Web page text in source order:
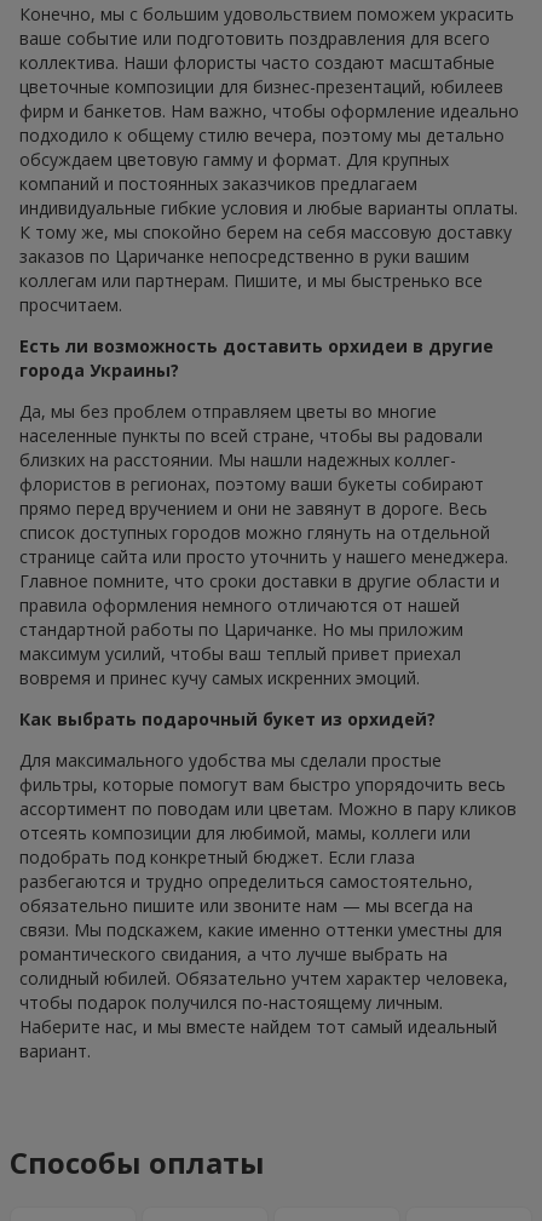
Конечно, мы с большим удовольствием поможем украсить
ваше событие или подготовить поздравления для всего
коллектива. Наши флористы часто создают масштабные
цветочные композиции для бизнес-презентаций, юбилеев
фирм и банкетов. Нам важно, чтобы оформление идеально
подходило к общему стилю вечера, поэтому мы детально
обсуждаем цветовую гамму и формат. Для крупных
компаний и постоянных заказчиков предлагаем
индивидуальные гибкие условия и любые варианты оплаты.
К тому же, мы спокойно берем на себя массовую доставку
заказов по Царичанке непосредственно в руки вашим
коллегам или партнерам. Пишите, и мы быстренько все
просчитаем.
Есть ли возможность доставить орхидеи в другие
города Украины?
Да, мы без проблем отправляем цветы во многие
населенные пункты по всей стране, чтобы вы радовали
близких на расстоянии. Мы нашли надежных коллег-
флористов в регионах, поэтому ваши букеты собирают
прямо перед вручением и они не завянут в дороге. Весь
список доступных городов можно глянуть на отдельной
странице сайта или просто уточнить у нашего менеджера.
Главное помните, что сроки доставки в другие области и
правила оформления немного отличаются от нашей
стандартной работы по Царичанке. Но мы приложим
максимум усилий, чтобы ваш теплый привет приехал
вовремя и принес кучу самых искренних эмоций.
Как выбрать подарочный букет из орхидей?
Для максимального удобства мы сделали простые
фильтры, которые помогут вам быстро упорядочить весь
ассортимент по поводам или цветам. Можно в пару кликов
отсеять композиции для любимой, мамы, коллеги или
подобрать под конкретный бюджет. Если глаза
разбегаются и трудно определиться самостоятельно,
обязательно пишите или звоните нам — мы всегда на
связи. Мы подскажем, какие именно оттенки уместны для
романтического свидания, а что лучше выбрать на
солидный юбилей. Обязательно учтем характер человека,
чтобы подарок получился по-настоящему личным.
Наберите нас, и мы вместе найдем тот самый идеальный
вариант.
Способы оплаты